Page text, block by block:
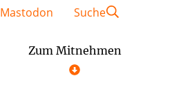
Zum Mitnehmen
Mastodon Suche